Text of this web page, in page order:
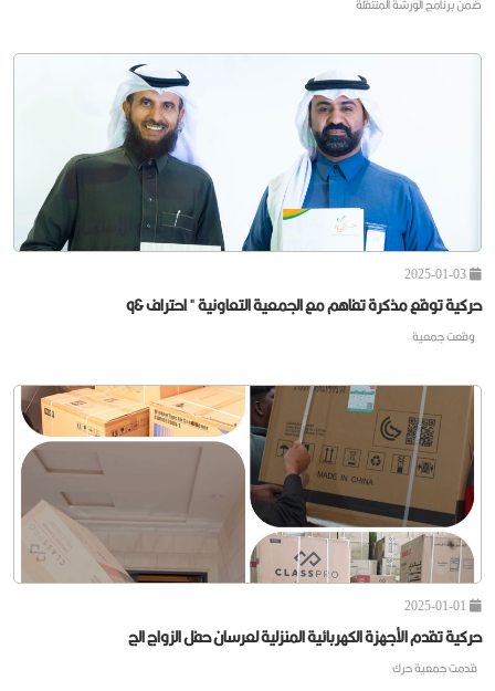
حركية تزور مهرجات الحمضيات التاسع بالحريق وتقدم خدمات الورشة
ضمن برنامج الورشة المتنقلة
حركية توقع مذكرة تفاهم مع الجمعية التعاونية " احتراف &q
وقعت جمعية